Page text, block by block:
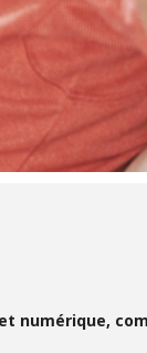
numérique,